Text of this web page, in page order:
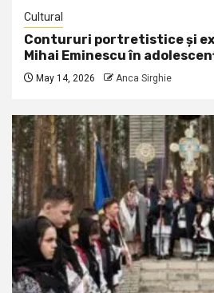
Cultural
Contururi portretistice și
Mihai Eminescu în
May 14, 2026 Anca Sirghie